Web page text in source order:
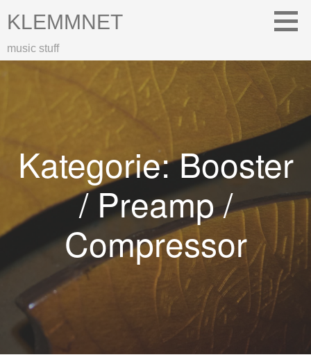
Inhalt
KLEMMNET
music stuff
Kategorie: Booster
/ Preamp /
Compressor